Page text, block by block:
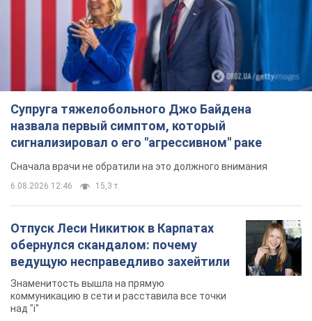
Супруга тяжелобольного Джо Байдена
назвала первый симптом, который
сигнализировал о его "агрессивном" раке
Сначала врачи не обратили на это должного внимания
6.08.2026 12:46 15,3 т.
Отпуск Леси Никитюк в Карпатах
обернулся скандалом: почему
ведущую несправедливо захейтили
Знаменитость вышла на прямую
коммуникацию в сети и расставила все точки
над "i"